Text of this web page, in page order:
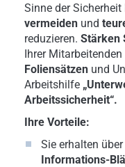
Sinne der
vermeiden und
reduzieren. Stärken
Ihrer
Foliensätzen und
Arbeitshilfe
Arbeitssicherheit“.
Ihre Vorteile:
Sie erhalten über
Informations-